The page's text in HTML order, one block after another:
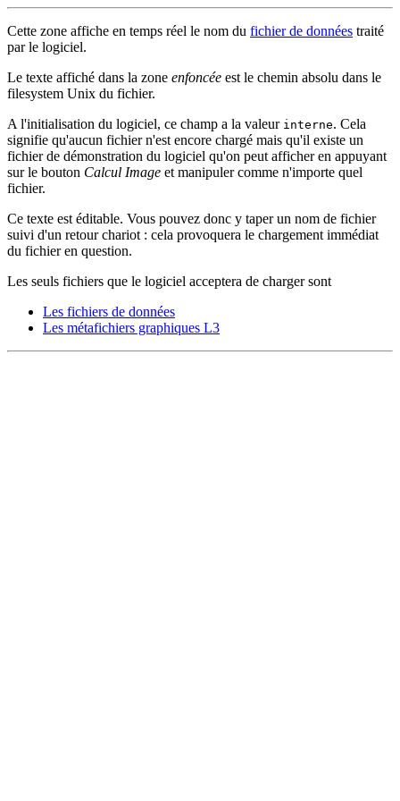
Cette zone affiche en temps réel le nom du fichier de données traité
par le logiciel.
Le texte affiché dans la zone enfoncée est le chemin absolu dans le
filesystem Unix du fichier.
A l'initialisation du logiciel, ce champ a la valeur interne. Cela
signifie qu'aucun fichier n'est encore chargé mais qu'il existe un
fichier de démonstration du logiciel qu'on peut afficher en appuyant
sur le bouton Calcul Image et manipuler comme n'importe quel
fichier.
Ce texte est éditable. Vous pouvez donc y taper un nom de fichier
suivi d'un retour chariot : cela provoquera le chargement immédiat
du fichier en question.
Les seuls fichiers que le logiciel acceptera de charger sont
Les fichiers de données
Les métafichiers graphiques L3